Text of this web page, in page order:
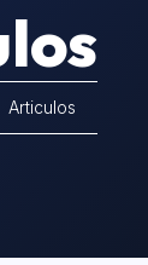
Articulos